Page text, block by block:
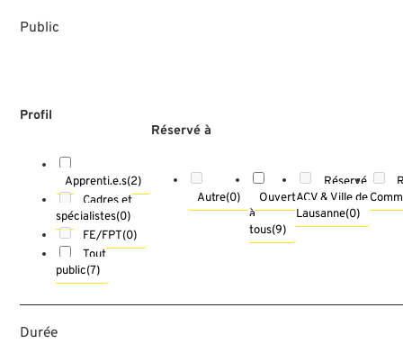
Public
Profil
Apprenti.e.s(2)
Cadres et
spécialistes(0)
FE/FPT(0)
Tout
public(7)
Réservé à
Autre(0)
Ouvert
à
tous(9)
Réservé
ACV & Ville de
Lausanne(0)
Durée